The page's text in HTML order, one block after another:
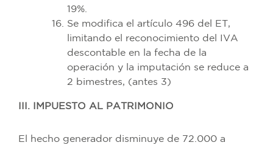
19%.
Se modifica el artículo 496 del ET,
limitando el reconocimiento del IVA
descontable en la fecha de la
operación y la imputación se reduce a
2 bimestres, (antes 3)
III. IMPUESTO AL PATRIMONIO
El hecho generador disminuye de 72.000 a